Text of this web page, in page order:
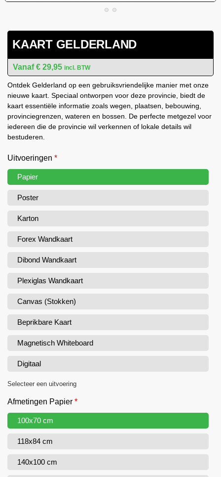
KAART GELDERLAND
€ 29,95 incl. BTW
Ontdek Gelderland op een gebruiksvriendelijke manier met onze
nieuwe kaart. Speciaal ontworpen voor deze provincie, biedt de
kaart essentiële informatie zoals wegen, plaatsen, bebouwing,
provinciegrenzen, wateren en bossen. De perfecte metgezel voor
iedereen die de provincie wil verkennen of lokale details wil
bestuderen.
Uitvoeringen *
Papier
Poster
Karton
Forex Wandkaart
Dibond Wandkaart
Plexiglas Wandkaart
Canvas (Stokken)
Beprikbare Kaart
Magnetisch Whiteboard
Digitaal
Selecteer een uitvoering
Afmetingen Papier *
100x70 cm
118x84 cm
140x100 cm